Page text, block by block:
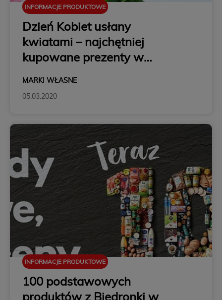
INFORMACJE PRODUKTOWE
Dzień Kobiet usłany
kwiatami – najchętniej
kupowane prezenty w
MARKI WŁASNE
05.03.2020
INFORMACJE PRODUKTOWE
100 podstawowych
produktów z Biedronki w